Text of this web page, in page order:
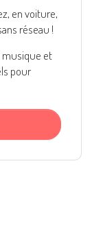
en voiture,
réseau !
musique et
pour